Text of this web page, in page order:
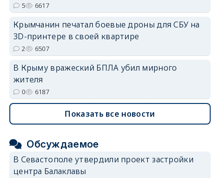
5 6617
Крымчанин печатал боевые дроны для СБУ на
3D-принтере в своей квартире
2 6507
В Крыму вражеский БПЛА убил мирного
жителя
0 6187
Показать все новости
Обсуждаемое
В Севастополе утвердили проект застройки
центра Балаклавы